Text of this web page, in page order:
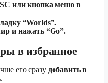
или кнопка меню в
“Worlds”.
и нажать “Go”.
в избранное
его сразу добавить в